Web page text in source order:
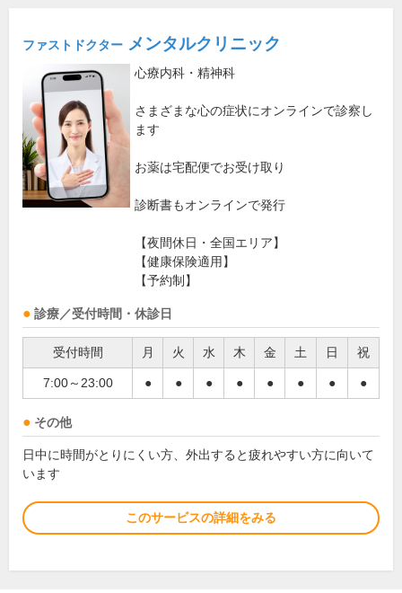
ファストドクター メンタルクリニック
心療内科・精神科
さまざまな心の症状にオンラインで診察し
ます
お薬は宅配便でお受け取り
診断書もオンラインで発行
【夜間休日・全国エリア】
【健康保険適用】
【予約制】
診療／受付時間・休診日
受付時間 月 火 水 木 金 土 日 祝
7:00～23:00 ● ● ● ● ● ● ● ●
その他
日中に時間がとりにくい方、外出すると疲れやすい方に向いて
います
このサービスの詳細をみる